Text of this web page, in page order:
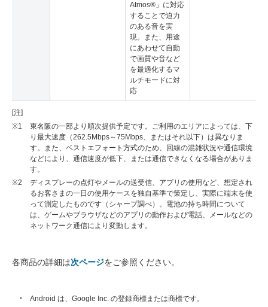
Atmos®」に対応
することで迫力
のある音を実
現。また、用途
にあわせて自動
で画質や音など
を最適化するマ
ルチモードに対
応
[注]
※1
東名阪の一部より順次提供予定です。ご利用のエリアによっては、下
り最大速度（262.5Mbps～75Mbps、またはそれ以下）は異なりま
す。また、ベストエフォート方式のため、回線の混雑状況や通信環境
などにより、通信速度が低下、または通信できなくなる場合がありま
す。
※2
ディスプレーの点灯やメールの送受信、アプリの使用など、想定され
るお客さまの一日の使用ケースを独自基準で策定し、実際に端末を使
って測定したものです（シャープ調べ）。電池の持ち時間について
は、ゲームやブラウザなどのアプリの動作および電話、メールなどの
ネットワーク通信により変動します。
各商品の詳細は次ページをご参照ください。
Android は、Google Inc. の登録商標または商標です。